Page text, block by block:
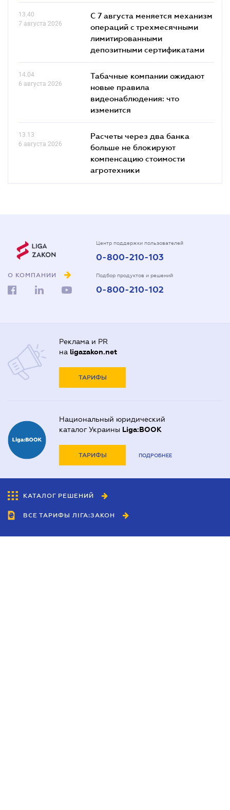
13.40
7 августа 2026
С 7 августа меняется механизм
операций с трехмесячными
лимитированными
депозитными сертификатами
14.04
6 августа 2026
Табачные компании ожидают
новые правила
видеонаблюдения: что
изменится
13.13
6 августа 2026
Расчеты через два банка
больше не блокируют
компенсацию стоимости
агротехники
О КОМПАНИИ
Центр поддержки пользователей
0-800-210-103
Подбор продуктов и решений
0-800-210-102
Реклама и PR
на ligazakon.net
ТАРИФЫ
Национальный юридический
каталог Украины Liga:BOOK
ТАРИФЫ ПОДРОБНЕЕ
КАТАЛОГ РЕШЕНИЙ
ВСЕ ТАРИФЫ ЛІГА:ЗАКОН